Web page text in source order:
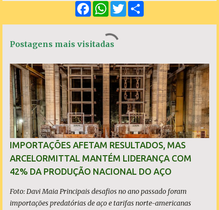
t
i
o
s
F
a
o
W
h
s
A
T
w
Postagens mais visitadas
IMPORTAÇÕES AFETAM RESULTADOS, MAS
ARCELORMITTAL MANTÉM LIDERANÇA COM
42% DA PRODUÇÃO NACIONAL DO AÇO
Foto: Davi Maia Principais desafios no ano passado foram
importações predatórias de aço e tarifas norte-americanas